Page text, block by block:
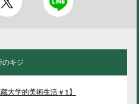
のキジ
大学的美術生活＃1】